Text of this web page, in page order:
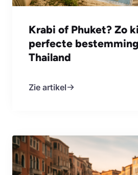
Krabi of Phuket? Zo
perfecte
Thailand
Zie artikel